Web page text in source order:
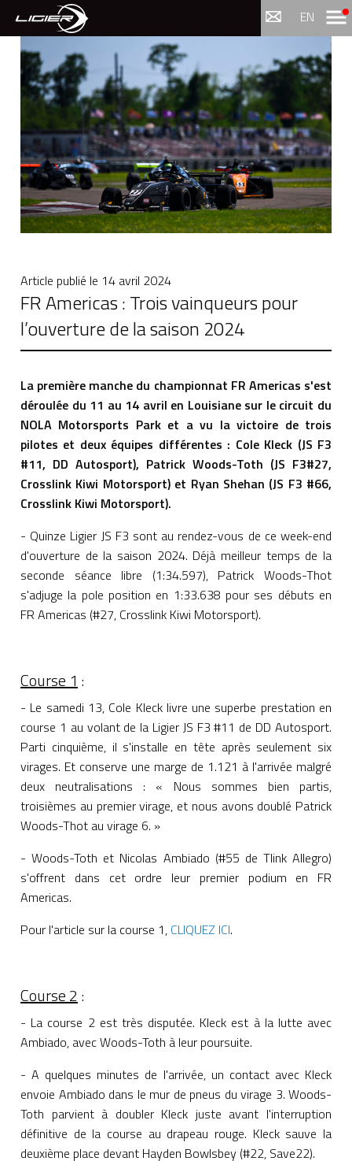
EN Menu
Article publié le 14 avril 2024
FR Americas : Trois vainqueurs pour
l’ouverture de la saison 2024
La première manche du championnat FR Americas s'est
déroulée du 11 au 14 avril en Louisiane sur le circuit du
NOLA Motorsports Park et a vu la victoire de trois
pilotes et deux équipes différentes : Cole Kleck (JS F3
#11, DD Autosport), Patrick Woods-Toth (JS F3#27,
Crosslink Kiwi Motorsport) et Ryan Shehan (JS F3 #66,
Crosslink Kiwi Motorsport).
- Quinze Ligier JS F3 sont au rendez-vous de ce week-end
d'ouverture de la saison 2024. Déjà meilleur temps de la
seconde séance libre (1:34.597), Patrick Woods-Thot
s'adjuge la pole position en 1:33.638 pour ses débuts en
FR Americas (#27, Crosslink Kiwi Motorsport).
Course 1:
- Le samedi 13, Cole Kleck livre une superbe prestation en
course 1 au volant de la Ligier JS F3 #11 de DD Autosport.
Parti cinquième, il s'installe en tête après seulement six
virages. Et conserve une marge de 1.121 à l'arrivée malgré
deux neutralisations : « Nous sommes bien partis,
troisièmes au premier virage, et nous avons doublé Patrick
Woods-Thot au virage 6. »
- Woods-Toth et Nicolas Ambiado (#55 de Tlink Allegro)
s'offrent dans cet ordre leur premier podium en FR
Americas.
Pour l'article sur la course 1, CLIQUEZ ICI.
Course 2:
- La course 2 est très disputée. Kleck est à la lutte avec
Ambiado, avec Woods-Toth à leur poursuite.
- A quelques minutes de l'arrivée, un contact avec Kleck
envoie Ambiado dans le mur de pneus du virage 3. Woods-
Toth parvient à doubler Kleck juste avant l'interruption
définitive de la course au drapeau rouge. Kleck sauve la
deuxième place devant Hayden Bowlsbey (#22, Save22).